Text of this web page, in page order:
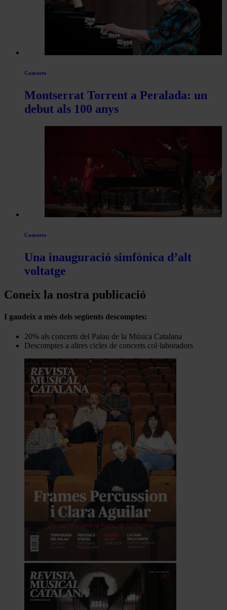
Concerts
Montserrat Torrent a Peralada: un
debut als 100 anys
Concerts
Una inauguració simfònica d’alt
voltatge
Coneix la nostra publicació
I gaudeix a més dels següents descomptes:
20% als concerts del Palau de la Música Catalana
Descomptes a altres cicles de concerts col·laboradors